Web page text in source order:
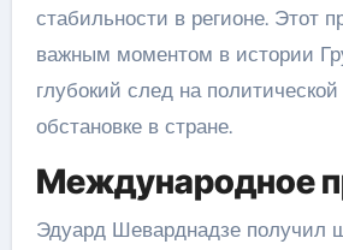
стабильности в регионе. Этот
важным моментом в истории
глубокий след на
обстановке в стране.
Международное
Эдуард Шеварднадзе получил